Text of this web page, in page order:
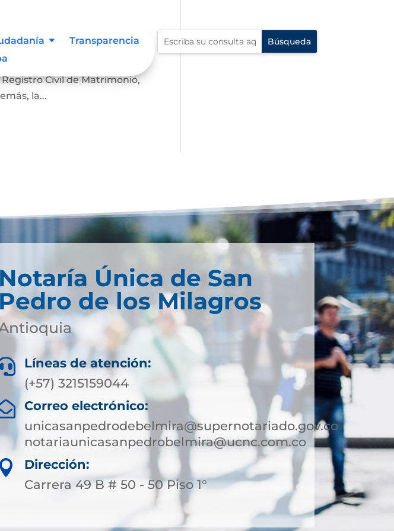
Transparencia
Sirve para que la
Civil de Matrimonio,
la...
Notaría Única de San
de los Milagros
Líneas de atención:
(+57) 3215159044
Correo electrónico:
unicasanpedrodebelmira@supernotariado.gov.co
notariaunicasanpedrobelmira@ucnc.com.co

Dirección:
Carrera 49 B # 50 - 50 Piso 1°